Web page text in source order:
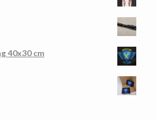
40x30 cm